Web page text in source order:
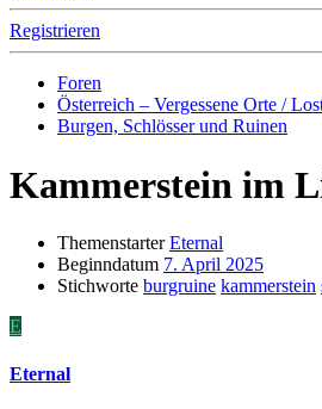
Registrieren
Foren
Österreich – Vergessene Orte /
Burgen, Schlösser und Ruinen
Kammerstein im
Themenstarter Eternal
Beginndatum 7. April 2025
Stichworte burgruine kammerstein
E
Eternal